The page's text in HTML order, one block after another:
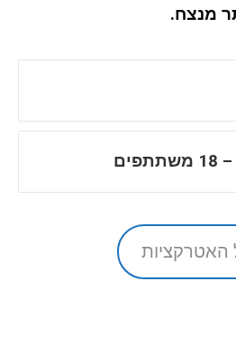
מנצח.
האטרקציות